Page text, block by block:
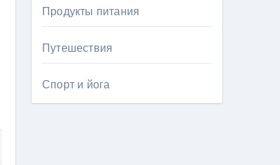
Продукты питания
Путешествия
Спорт и йога